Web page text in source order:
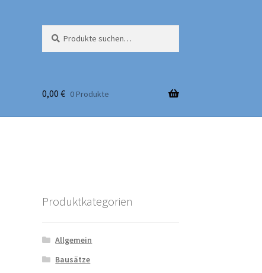
nach:
0,00 € 0 Produkte
Produktkategorien
Allgemein
Bausätze